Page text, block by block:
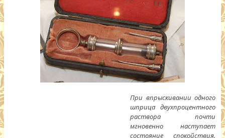
При впрыскивании одного
шприца двухпроцентного
раствора почти
мгновенно наступает
состояние спокойствия,